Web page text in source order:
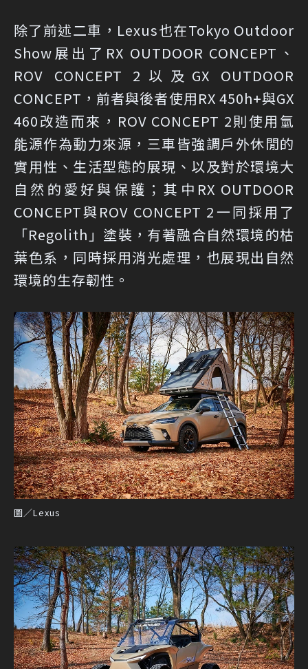
除了前述二車，Lexus也在Tokyo Outdoor
Show展出了RX OUTDOOR CONCEPT、
ROV CONCEPT 2以及GX OUTDOOR
CONCEPT，前者與後者使用RX 450h+與GX
460改造而來，ROV CONCEPT 2則使用氫
能源作為動力來源，三車皆強調戶外休閒的
實用性、生活型態的展現、以及對於環境大
自然的愛好與保護；其中RX OUTDOOR
CONCEPT與ROV CONCEPT 2一同採用了
「Regolith」塗裝，有著融合自然環境的枯
葉色系，同時採用消光處理，也展現出自然
環境的生存韌性。
圖／Lexus